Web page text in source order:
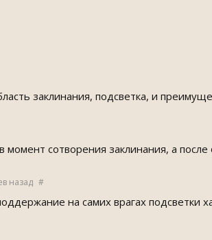
заклинания, подсветка, и
сотворения заклинания, а после
назад #
на самих врагах подсветки